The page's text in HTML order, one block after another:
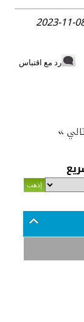
التعديل الأخير تم بواسطة جنون النت ; 08-11-2023
رد مع اقتباس
»